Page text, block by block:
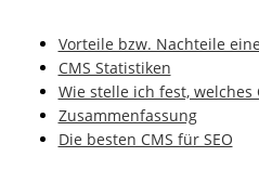
Vorteile bzw. Nachteile
CMS Statistiken
Wie stelle ich fest, welches
Zusammenfassung
Die besten CMS für SEO